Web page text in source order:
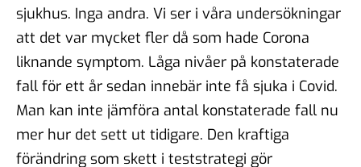
sjukhus. Inga andra. Vi ser i våra undersökningar
att det var mycket fler då som hade Corona
liknande symptom. Låga nivåer på konstaterade
fall för ett år sedan innebär inte få sjuka i Covid.
Man kan inte jämföra antal konstaterade fall nu
mer hur det sett ut tidigare. Den kraftiga
förändring som skett i teststrategi gör